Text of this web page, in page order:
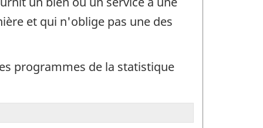
et qui n'oblige pas une des
programmes de la statistique